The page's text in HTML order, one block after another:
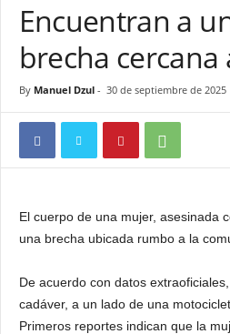
Encuentran a
brecha
By Manuel Dzul- 30 de septiembre de 2025
El cuerpo de una mujer, asesinada
una brecha ubicada rumbo a la
De acuerdo con datos
cadáver, a un lado de una
Primeros reportes indican que la